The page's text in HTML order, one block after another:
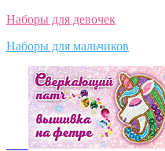
Наборы для девочек
Наборы для мальчиков